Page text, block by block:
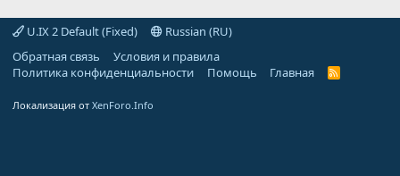
U.IX 2 Default (Fixed)
Russian (RU)
Обратная связь
Условия и правила
Политика конфиденциальности
Помощь Главная
R
Локализация от XenForo.Info